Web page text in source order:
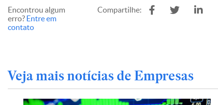
Encontrou algum
erro? Entre em
contato
Compartilhe:
Veja mais notícias de Empresas